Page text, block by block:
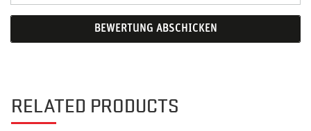
BEWERTUNG ABSCHICKEN
RELATED PRODUCTS